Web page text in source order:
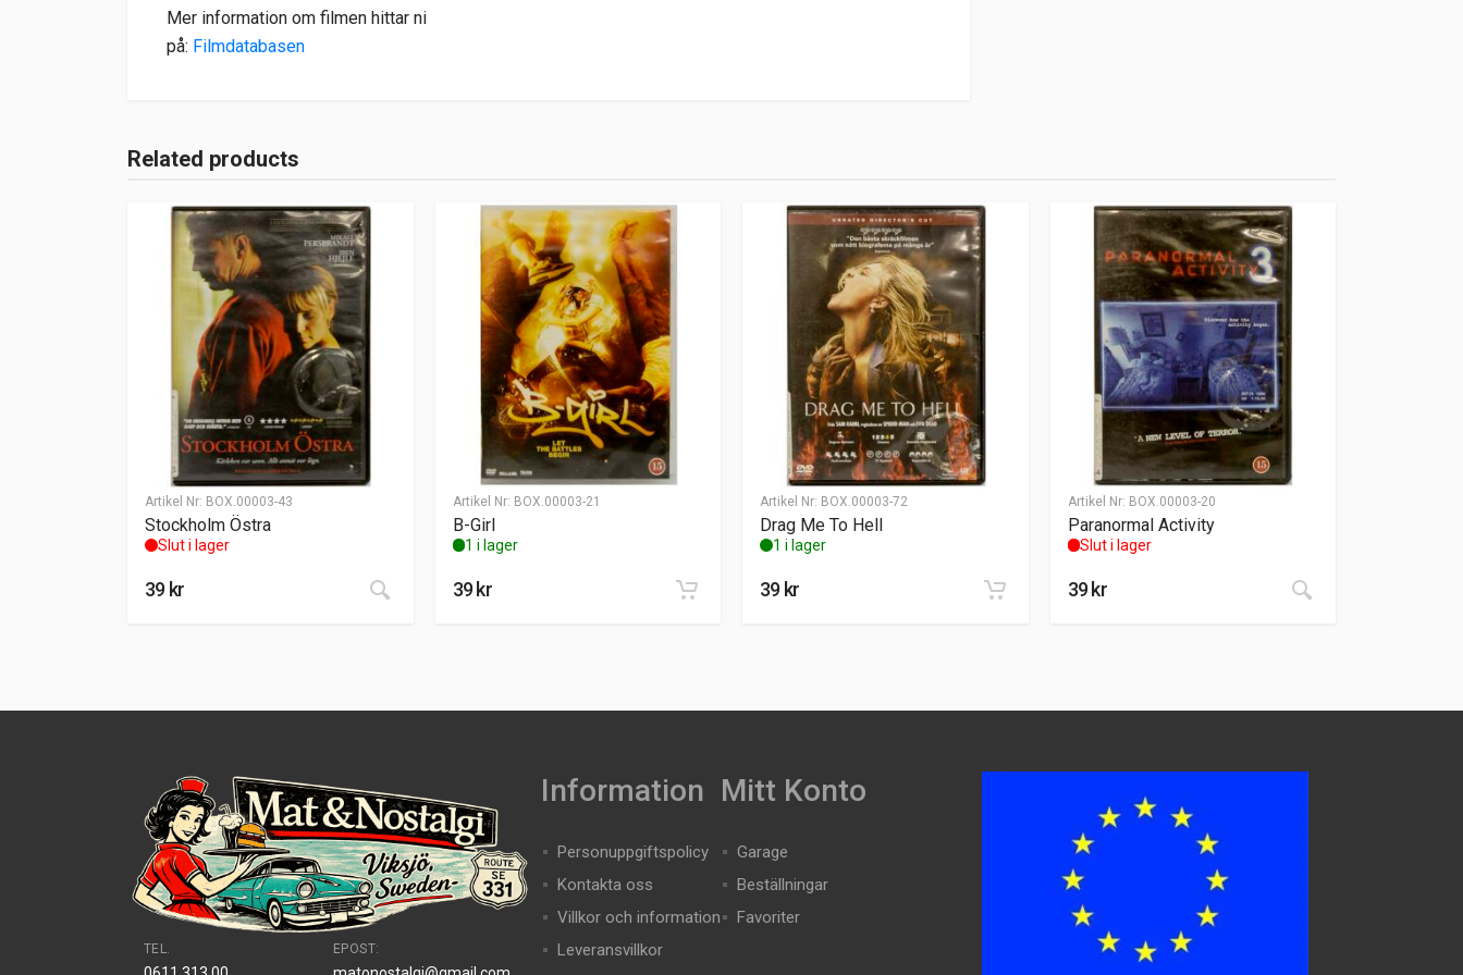
Mer information om filmen hittar ni
på: Filmdatabasen
Related products
Artikel Nr: BOX.00003-43
Stockholm Östra
Slut i lager
39kr
Artikel Nr: BOX.00003-21
B-Girl
1 i lager
39kr
Artikel Nr: BOX.00003-72
Drag Me To Hell
1 i lager
39kr
Artikel Nr: BOX.00003-20
Paranormal Activity
Slut i lager
39kr
TEL. EPOST:
Information
Personuppgiftspolicy
Kontakta oss
Villkor och information
Leveransvillkor
Mitt Konto
Garage
Beställningar
Favoriter